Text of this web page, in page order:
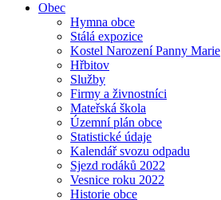
Obec
Hymna obce
Stálá expozice
Kostel Narození Panny Marie
Hřbitov
Služby
Firmy a živnostníci
Mateřská škola
Územní plán obce
Statistické údaje
Kalendář svozu odpadu
Sjezd rodáků 2022
Vesnice roku 2022
Historie obce